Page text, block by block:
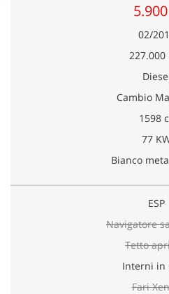
02/
227.000
Cambio
1598
77
Bianco
ESP
Navigatore
Tetto
Interni in
Fari